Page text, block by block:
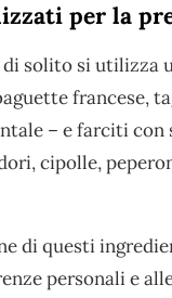
per la
di solito si utilizza
francese,
– e farciti con
cipolle,
di questi
personali e